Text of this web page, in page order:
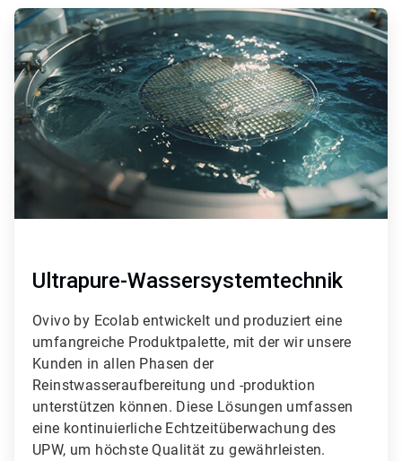
ArticleTile
1
von
9
Ultrapure-Wassersystemtechnik
Ovivo by Ecolab entwickelt und produziert eine
umfangreiche Produktpalette, mit der wir unsere
Kunden in allen Phasen der
Reinstwasseraufbereitung und -produktion
unterstützen können. Diese Lösungen umfassen
eine kontinuierliche Echtzeitüberwachung des
UPW, um höchste Qualität zu gewährleisten.